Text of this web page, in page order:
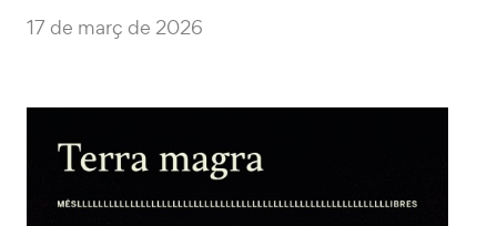
17 de març de 2026